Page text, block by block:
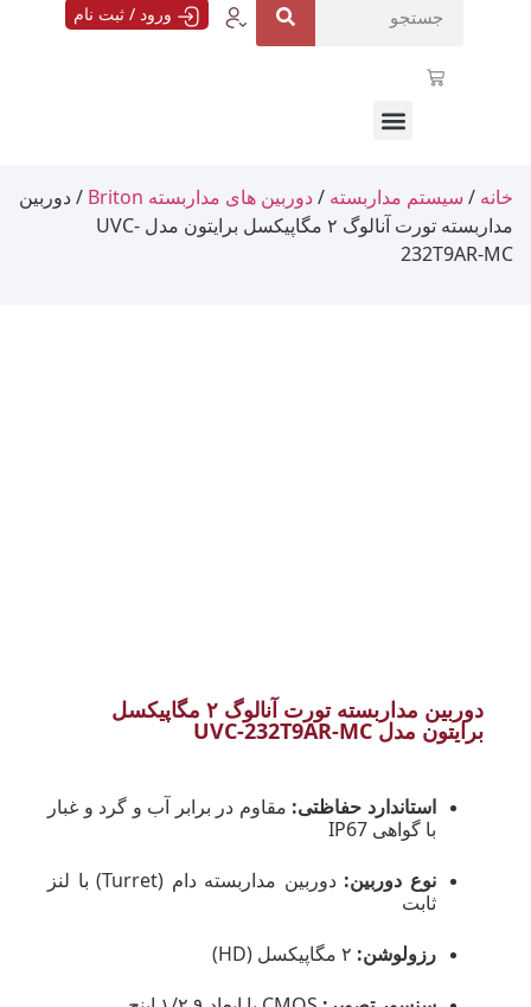
ورود / ثبت نام
خانه / سیستم مداربسته /دوربین های مداربسته Briton
/ دوربین
مداربسته تورت آنالوگ ۲ مگاپیکسل برایتون مدل UVC-
232T9AR-MC
دوربین مداربسته تورت آنالوگ ۲ مگاپیکسل
برایتون مدل UVC-232T9AR-MC
استاندارد حفاظتی: مقاوم در برابر آب و گرد و غبار
با گواهی IP67
نوع دوربین:
دوربین مداربسته دام (Turret) با لنز
ثابت
رزولوشن: